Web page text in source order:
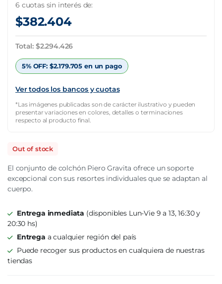
precio
original
era:
$7.170.081.
precio
actual
es:
$2.294.426.
6 cuotas sin interés de:
$382.404
Total: $2.294.426
5% OFF: $2.179.705 en un pago
Ver todos los bancos y cuotas
*Las imágenes publicadas son de carácter ilustrativo y pueden
presentar variaciones en colores, detalles o terminaciones
respecto al producto final.
Out of stock
El conjunto de colchón Piero Gravita ofrece un soporte
excepcional con sus resortes individuales que se adaptan al
cuerpo.
Entrega inmediata (disponibles Lun-Vie 9 a 13, 16:30 y
20:30 hs)
Entrega a cualquier región del país
Puede recoger sus productos en cualquiera de nuestras
tiendas